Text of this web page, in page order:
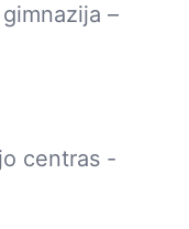
–
centras -